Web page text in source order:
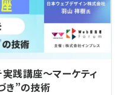
践講座～マーケティ
き”の技術